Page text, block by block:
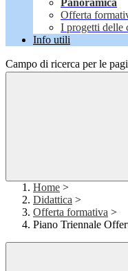
Panoramica
Offerta
I progetti delle
Info utili
Campo di ricerca per le
Home >
Didattica >
Offerta formativa >
Piano Triennale